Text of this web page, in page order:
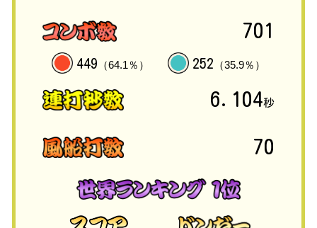
701
449 （64.1％） 252 （35.9％）
6.104秒
70